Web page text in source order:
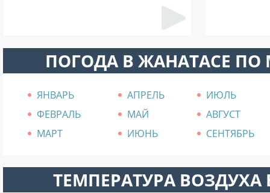
ПОГОДА В ЖАНАТАСЕ
ЯНВАРЬ АПРЕЛЬ
ИЮЛЬ
ФЕВРАЛЬ
МАЙ
АВГУСТ
МАРТ
ИЮНЬ СЕНТЯБРЬ
ТЕМПЕРАТУРА ВОЗДУХА